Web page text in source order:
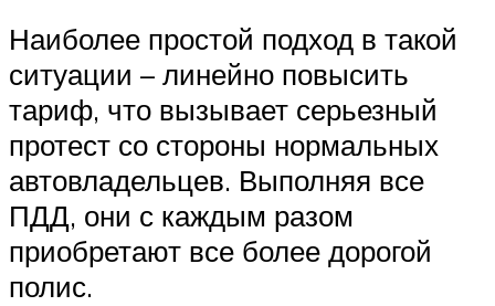
Наиболее простой подход в такой
ситуации – линейно повысить
тариф, что вызывает серьезный
протест со стороны нормальных
автовладельцев. Выполняя все
ПДД, они с каждым разом
приобретают все более дорогой
полис.